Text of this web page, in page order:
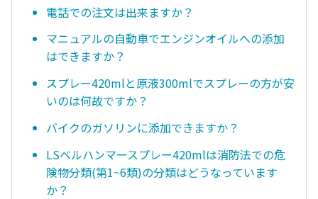
電話での注文は出来ますか？
マニュアルの自動車でエンジンオイルへの添加
はできますか？
スプレー420mlと原液300mlでスプレーの方が安
いのは何故ですか？
バイクのガソリンに添加できますか？
LSベルハンマースプレー420mlは消防法での危
険物分類(第1~6類)の分類はどうなっています
か？